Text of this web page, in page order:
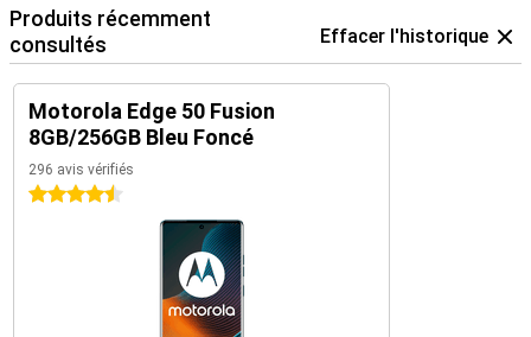
Produits récemment
consultés
Effacer l'historique
Motorola Edge 50 Fusion
8GB/256GB Bleu Foncé
296 avis vérifiés
4.5 étoiles